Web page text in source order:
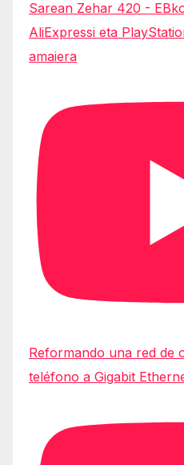
Sarean Zehar 420 -
AliExpressi eta
amaiera
Reformando una red de
teléfono a Gigabit